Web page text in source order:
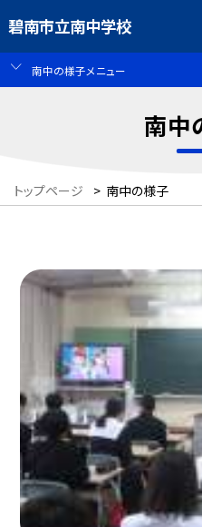
碧南市立南中学校
南中の様子メニュー
南中
トップページ > 南中の様子